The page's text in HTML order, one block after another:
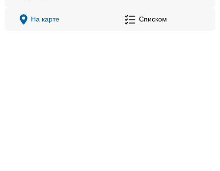
На карте Списком